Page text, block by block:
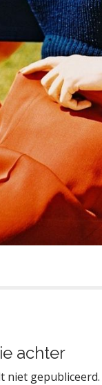
achter
niet gepubliceerd.